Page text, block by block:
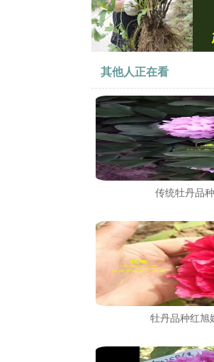
其他人正在看
传统牡丹品
牡丹品种红旭